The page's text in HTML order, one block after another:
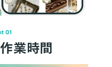
01
業時間